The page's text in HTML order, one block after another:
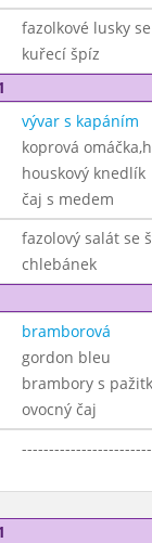
fazolkové lusky
kuřecí špíz
vývar s kapáním
koprová
houskový knedlík
čaj s medem
fazolový salát se
chlebánek
bramborová
gordon bleu
brambory s
ovocný čaj